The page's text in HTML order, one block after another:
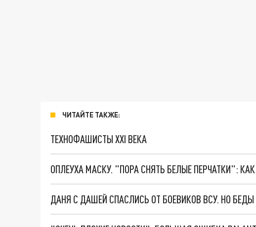
ЧИТАЙТЕ ТАКЖЕ:
ТЕХНОФАШИСТЫ XXI ВЕКА
ОПЛЕУХА МАСКУ. "ПОРА СНЯТЬ БЕЛЫЕ ПЕРЧАТКИ": КАК
ДАНЯ С ДАШЕЙ СПАСЛИСЬ ОТ БОЕВИКОВ ВСУ. НО